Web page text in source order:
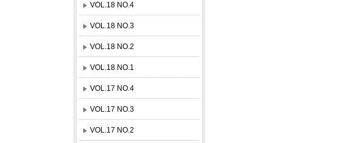
VOL.18 NO.4
VOL.18 NO.3
VOL.18 NO.2
VOL.18 NO.1
VOL.17 NO.4
VOL.17 NO.3
VOL.17 NO.2